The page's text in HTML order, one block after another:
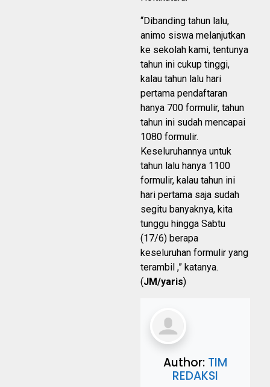
“Dibanding tahun lalu,
animo siswa melanjutkan
ke sekolah kami, tentunya
tahun ini cukup tinggi,
kalau tahun lalu hari
pertama pendaftaran
hanya 700 formulir, tahun
tahun ini sudah mencapai
1080 formulir.
Keseluruhannya untuk
tahun lalu hanya 1100
formulir, kalau tahun ini
hari pertama saja sudah
segitu banyaknya, kita
tunggu hingga Sabtu
(17/6) berapa
keseluruhan formulir yang
terambil ,” katanya.
(JM/yaris)
Author: TIM
REDAKSI